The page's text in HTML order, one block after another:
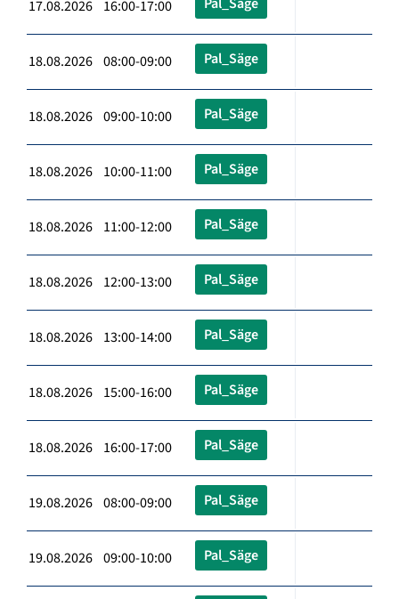
17.08.2026 16:00-17:00
18.08.2026 08:00-09:00 Pal_Säge
18.08.2026 09:00-10:00 Pal_Säge
18.08.2026 10:00-11:00 Pal_Säge
18.08.2026 11:00-12:00 Pal_Säge
18.08.2026 12:00-13:00 Pal_Säge
18.08.2026 13:00-14:00 Pal_Säge
18.08.2026 15:00-16:00 Pal_Säge
18.08.2026 16:00-17:00 Pal_Säge
19.08.2026 08:00-09:00 Pal_Säge
19.08.2026 09:00-10:00 Pal_Säge